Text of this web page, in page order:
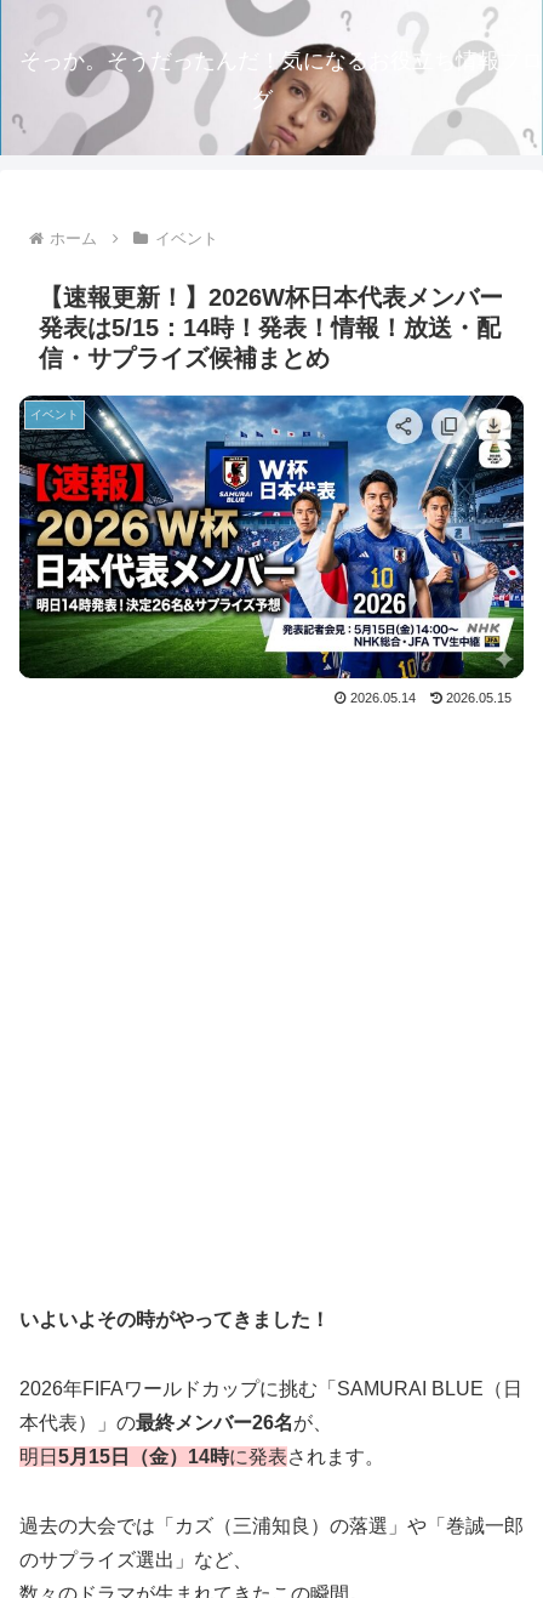
そっか。そうだったんだ！気になるお役立ち情報ブロ
グ
ホーム イベント
【速報更新！】2026W杯日本代表メンバー
発表は5/15：14時！発表！情報！放送・配
信・サプライズ候補まとめ
イベント
2026.05.14 2026.05.15
いよいよその時がやってきました！
2026年FIFAワールドカップに挑む「SAMURAI BLUE（日
本代表）」の最終メンバー26名が、
明日 5月15日（金）14時に発表されます。
過去の大会では「カズ（三浦知良）の落選」や「巻誠一郎
のサプライズ選出」など、
数々のドラマが生まれてきたこの瞬間。